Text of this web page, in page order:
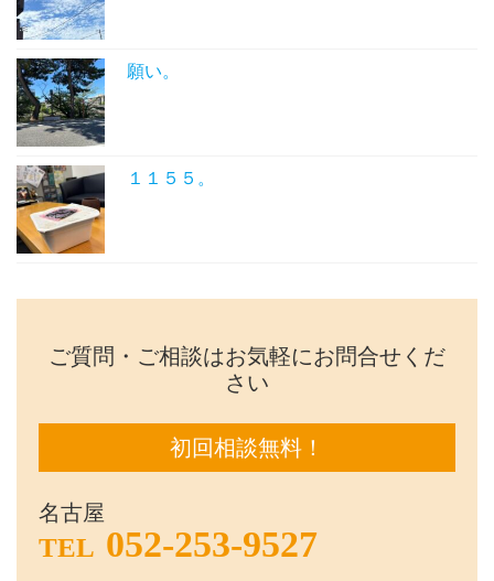
願い。
１１５５。
ご質問・ご相談はお気軽にお問合せくだ
さい
初回相談無料！
名古屋
TEL 052-253-9527